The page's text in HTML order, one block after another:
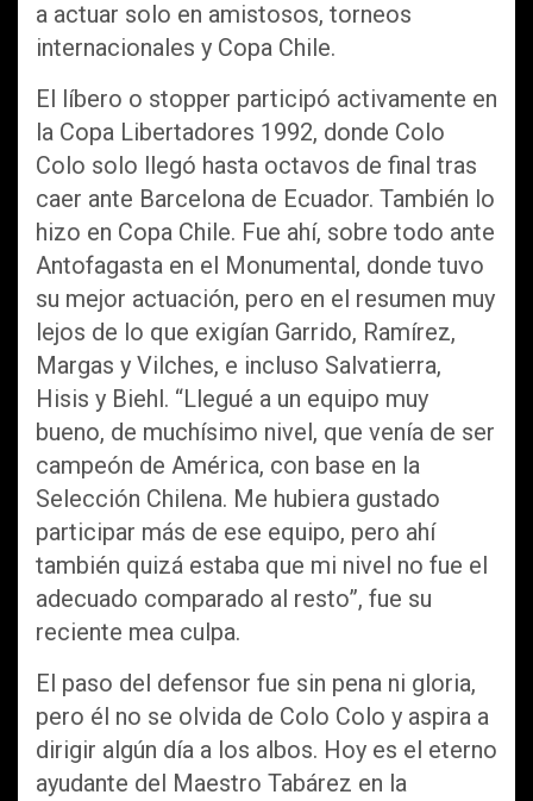
a actuar solo en amistosos, torneos
internacionales y Copa Chile.
El líbero o stopper participó activamente en
la Copa Libertadores 1992, donde Colo
Colo solo llegó hasta octavos de final tras
caer ante Barcelona de Ecuador. También lo
hizo en Copa Chile. Fue ahí, sobre todo ante
Antofagasta en el Monumental, donde tuvo
su mejor actuación, pero en el resumen muy
lejos de lo que exigían Garrido, Ramírez,
Margas y Vilches, e incluso Salvatierra,
Hisis y Biehl. “Llegué a un equipo muy
bueno, de muchísimo nivel, que venía de ser
campeón de América, con base en la
Selección Chilena. Me hubiera gustado
participar más de ese equipo, pero ahí
también quizá estaba que mi nivel no fue el
adecuado comparado al resto”, fue su
reciente mea culpa.
El paso del defensor fue sin pena ni gloria,
pero él no se olvida de Colo Colo y aspira a
dirigir algún día a los albos. Hoy es el eterno
ayudante del Maestro Tabárez en la